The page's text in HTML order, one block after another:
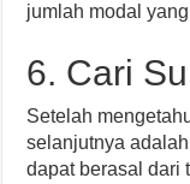
jumlah modal
6. Cari
Setelah
selanjutnya
dapat berasal dari